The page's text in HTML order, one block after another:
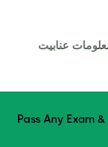
بيتعنا
Pass Any Exam